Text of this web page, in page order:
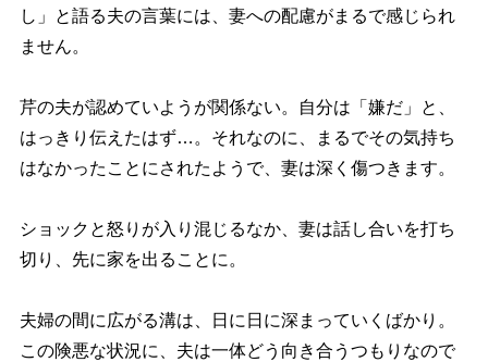
し」と語る夫の言葉には、妻への配慮がまるで感じられ
ません。
芹の夫が認めていようが関係ない。自分は「嫌だ」と、
はっきり伝えたはず…。それなのに、まるでその気持ち
はなかったことにされたようで、妻は深く傷つきます。
ショックと怒りが入り混じるなか、妻は話し合いを打ち
切り、先に家を出ることに。
夫婦の間に広がる溝は、日に日に深まっていくばかり。
この険悪な状況に、夫は一体どう向き合うつもりなので